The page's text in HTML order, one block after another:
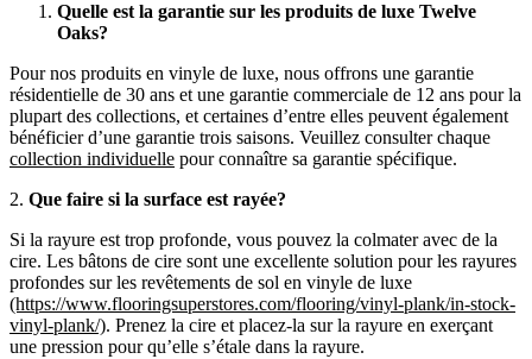
Quelle est la garantie sur les produits de luxe Twelve
Oaks?
Pour nos produits en vinyle de luxe, nous offrons une garantie
résidentielle de 30 ans et une garantie commerciale de 12 ans pour la
plupart des collections, et certaines d’entre elles peuvent également
bénéficier d’une garantie trois saisons. Veuillez consulter chaque
collection individuelle pour connaître sa garantie spécifique.
2. Que faire si la surface est rayée?
Si la rayure est trop profonde, vous pouvez la colmater avec de la
cire. Les bâtons de cire sont une excellente solution pour les rayures
profondes sur les revêtements de sol en vinyle de luxe
(https://www.flooringsuperstores.com/flooring/vinyl-plank/in-stock-
vinyl-plank/). Prenez la cire et placez-la sur la rayure en exerçant
une pression pour qu’elle s’étale dans la rayure.